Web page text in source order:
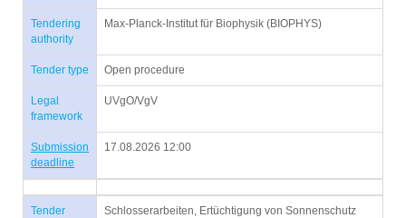
Tendering
authority
Max-Planck-Institut für Biophysik (BIOPHYS)
Tender type Open procedure
Legal
framework
UVgO/VgV
Submission
deadline
17.08.2026 12:00
Tender
Schlosserarbeiten, Ertüchtigung von Sonnenschutz